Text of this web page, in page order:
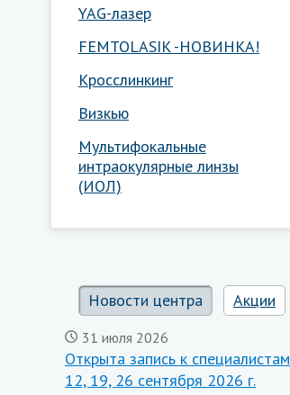
YAG-лазер
FEMTOLASIK -НОВИНКА!
Кросслинкинг
Визкью
Мультифокальные
интраокулярные линзы
(ИОЛ)
Новости центра Акции
31 июля 2026
Открыта запись к специалистам
12, 19, 26 сентября 2026 г.